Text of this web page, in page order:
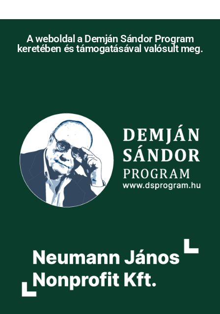
A weboldal a Demján Sándor Program
keretében és támogatásával valósult meg.